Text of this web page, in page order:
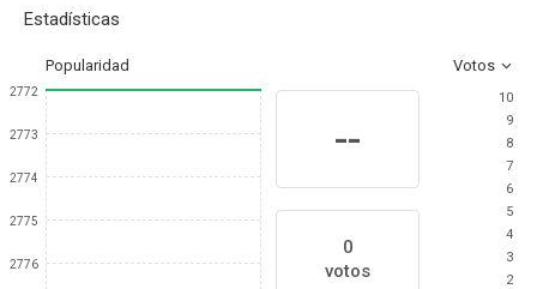
Estadísticas
Popularidad Votos
2772
2773
2774
2775
2776
--
0
votos
10
9
8
7
6
5
4
3
2